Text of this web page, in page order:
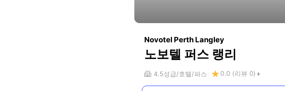
Novotel Perth Langley
노보텔 퍼스 랭리
4.5성급 호텔 퍼스 0.0 (리뷰 0)